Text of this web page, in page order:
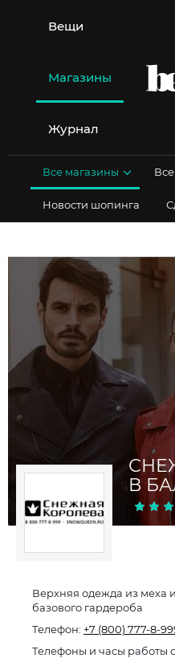
содержимому
Вещи
Магазины
Журнал
Все магазины
Новости шопинга
В
Верхняя одежда из меха
базового гардероба
Телефон: +7 (800) 777-8-
Телефоны и часы работы